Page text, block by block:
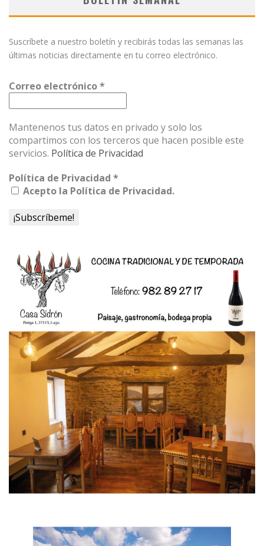
Suscríbete a nuestro boletín y recibirás todas las semanas las
últimas noticias directamente en tu correo electrónico.
Correo electrónico*
Mantenenos tus datos en privado y solo los
compartimos con los terceros que hacen posible este
servicios. Política de Privacidad
Política de Privacidad *
Acepto la Política de Privacidad.